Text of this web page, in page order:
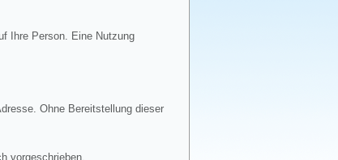
Ihre Person. Eine Nutzung
Ohne Bereitstellung dieser
vorgeschrieben.